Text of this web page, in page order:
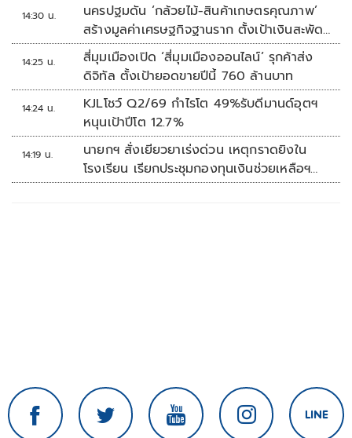
14:30 น.
นครปฐมดัน ‘กล้วยไม้-สินค้าเกษตรคุณภาพ’
สร้างมูลค่าเศรษฐกิจฐานราก ตั้งเป้าเงินสะพัด
10 ล้านบาท
14:25 น.
สี่มุมเมืองเปิด ‘สี่มุมเมืองออนไลน์’ รุกค้าส่ง
ดิจิทัล ตั้งเป้ายอดขายปีนี้ 760 ล้านบาท
14:24 น.
KJLโชว์ Q2/69 กำไรโต 49%รับดีมานด์อุตฯ
หนุนเป้าปีโต 12.7%
14:19 น.
นายกฯ สั่งเยียวยาเร่งด่วน เหตุกราดยิงใน
โรงเรียน เรียกประชุมกองทุนเงินช่วยเหลือฯ
ทันที